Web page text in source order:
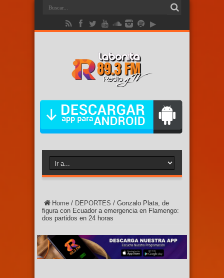
Home / DEPORTES / Gonzalo Plata, de
figura con Ecuador a emergencia en Flamengo:
dos partidos en 24 horas